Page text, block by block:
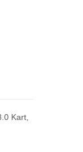
Kart,